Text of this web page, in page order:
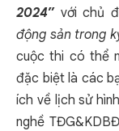
2024”với chủ
động sản trong
cuộc thi có thể
đặc biệt là các
ích về lịch sử
nghề